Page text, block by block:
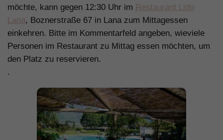
möchte, kann gegen 12:30 Uhr im Restaurant Lido
Lana, Boznerstraße 67 in Lana zum Mittagessen
einkehren. Bitte im Kommentarfeld angeben, wieviele
Personen im Restaurant zu Mittag essen möchten, um
den Platz zu reservieren.
.